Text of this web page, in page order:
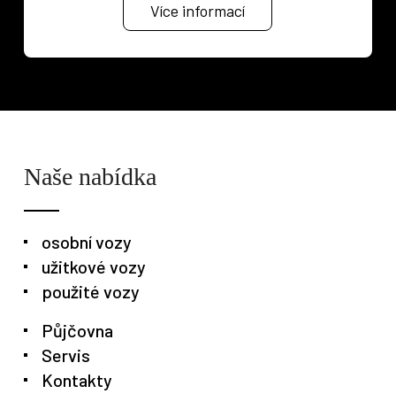
Více informací
Naše nabídka
osobní vozy
užitkové vozy
použité vozy
Půjčovna
Servis
Kontakty